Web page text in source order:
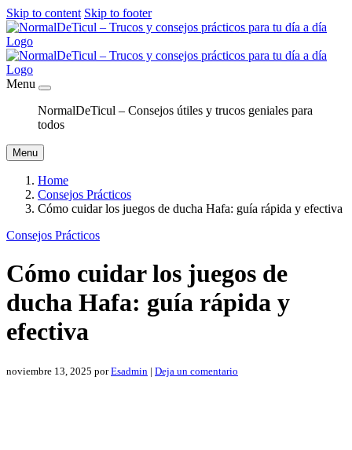
Skip to content Skip to footer
Menu
NormalDeTicul – Consejos útiles y trucos geniales para
todos
Menu
Home
Consejos Prácticos
Cómo cuidar los juegos de ducha Hafa: guía rápida y efectiva
Consejos Prácticos
Cómo cuidar los juegos de
ducha Hafa: guía rápida y
efectiva
noviembre 13, 2025 porEsadmin | Deja un comentario